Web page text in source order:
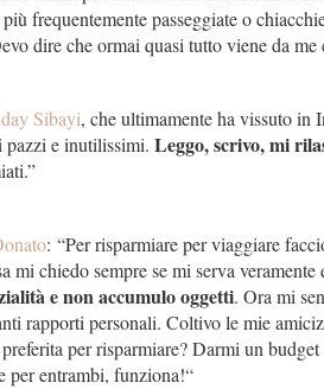
frequentemente passeggiate o
dire che ormai quasi tutto viene da
Sibayi, che ultimamente ha vissuto in
pazzi e inutilissimi. Leggo, scrivo, mi
: “Per risparmiare per viaggiare
mi chiedo sempre se mi serva
e non accumulo oggetti. Ora mi
rapporti personali. Coltivo le mie
per risparmiare? Darmi un
per entrambi, funziona!“